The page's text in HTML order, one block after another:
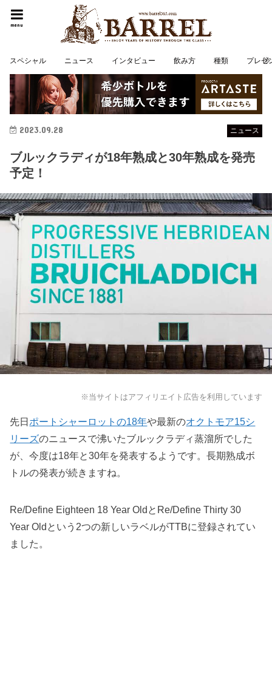
menu
スペシャル ニュース インタビュー 飲み方 種類 プレゼ
ニュース
2023.09.28
ブルックラディが18年熟成と30年熟成を発売
予定！
※当サイトはアフィリエイト広告を利用しています
先日ポートシャーロットの18年や最新のオクトモア15シ
リーズのニュースで沸いたブルックラディ蒸溜所でした
が、今度は18年と30年を発表するようです。長期熟成ボ
トルの発表が続きますね。
Re/Define Eighteen 18 Year OldとRe/Define Thirty 30
Year Oldという2つの新しいラベルがTTBに登録されてい
ました。